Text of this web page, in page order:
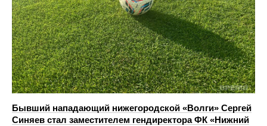
Бывший нападающий нижегородской «Волги» Сергей
Синяев стал заместителем гендиректора ФК «Нижний